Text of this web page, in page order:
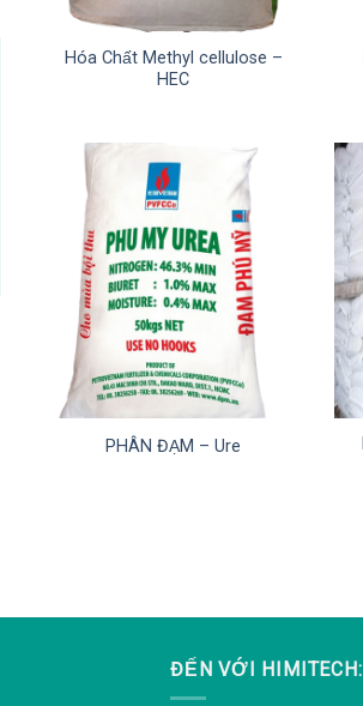
Hóa Chất Methyl cellulose –
HEC
PHÂN ĐẠM – Ure
ĐẾN VỚI HIMITECH: